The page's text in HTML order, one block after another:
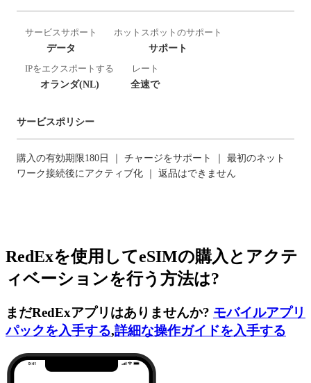
サービスサポート
データ
ホットスポットのサポート
サポート
IPをエクスポートする
オランダ(NL)
レート
全速で
サービスポリシー
購入の有効期限180日 ｜ チャージをサポート ｜ 最初のネット
ワーク接続後にアクティブ化 ｜ 返品はできません
RedExを使用してeSIMの購入とアクテ
ィベーションを行う方法は?
まだRedExアプリはありませんか? モバイルアプリ
パックを入手する,詳細な操作ガイドを入手する